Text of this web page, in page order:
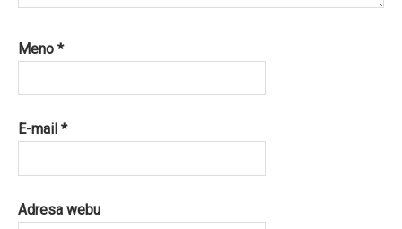
Meno *
E-mail *
Adresa webu